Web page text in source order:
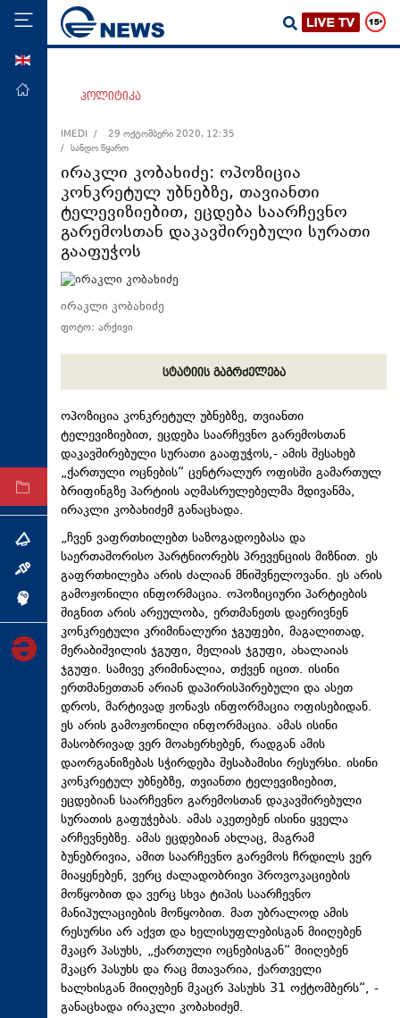
მთავარი
ეკონომიკა
მსოფლიო
ჯანდაცვა
საზოგადოება
რეგიონი
კულტურა
ტექნოლოგიები
არქივი
თემა
ინტერვიუ
ინქვიზიცია
პოლიტიკა
IMEDI /
29 ოქტომბერი 2020, 12:35
/ სანდო წყარო
ირაკლი კობახიძე: ოპოზიცია
კონკრეტულ უბნებზე, თავიანთი
ტელევიზიებით, ეცდება საარჩევნო
გარემოსთან დაკავშირებული სურათი
გააფუჭოს
ირაკლი კობახიძე
ფოტო: არქივი
სტატიის გაგრძელება
ოპოზიცია კონკრეტულ უბნებზე, თვიანთი
ტელევიზიებით, ეცდება საარჩევნო გარემოსთან
დაკავშირებული სურათი გააფუჭოს,- ამის შესახებ
„ქართული ოცნების“ ცენტრალურ ოფისში გამართულ
ბრიფინგზე პარტიის აღმასრულებელმა მდივანმა,
ირაკლი კობახიძემ განაცხადა.
„ჩვენ ვაფრთხილებთ საზოგადოებასა და
საერთაშორისო პარტნიორებს პრევენციის მიზნით. ეს
გაფრთხილება არის ძალიან მნიშვნელოვანი. ეს არის
გამოჟონილი ინფორმაცია. ოპოზიციური პარტიების
შიგნით არის არეულობა, ერთმანეთს დაერივნენ
კონკრეტული კრიმინალური ჯგუფები, მაგალითად,
მერაბიშვილის ჯგუფი, მელიას ჯგუფი, ახალაიას
ჯგუფი. სამივე კრიმინალია, თქვენ იცით. ისინი
ერთმანეთთან არიან დაპირისპირებული და ასეთ
დროს, მარტივად ჟონავს ინფორმაცია ოფისებიდან.
ეს არის გამოჟონილი ინფორმაცია. ამას ისინი
მასობრივად ვერ მოახერხებენ, რადგან ამის
დაორგანიზებას სჭირდება შესაბამისი რესურსი. ისინი
კონკრეტულ უბნებზე, თვიანთი ტელევიზიებით,
ეცდებიან საარჩევნო გარემოსთან დაკავშირებული
სურათის გაფუჭებას. ამას აკეთებენ ისინი ყველა
არჩევნებზე. ამას ეცდებიან ახლაც, მაგრამ
ბუნებრივია, ამით საარჩევნო გარემოს ჩრდილს ვერ
მიაყენებენ, ვერც ძალადობრივი პროვოკაციების
მოწყობით და ვერც სხვა ტიპის საარჩევნო
მანიპულაციების მოწყობით. მათ უბრალოდ ამის
რესურსი არ აქვთ და ხელისუფლებისგან მიიღებენ
მკაცრ პასუხს, „ქართული ოცნებისგან“ მიიღებენ
მკაცრ პასუხს და რაც მთავარია, ქართველი
ხალხისგან მიიღებენ მკაცრ პასუხს 31 ოქტომბერს“, -
განაცხადა ირაკლი კობახიძემ.